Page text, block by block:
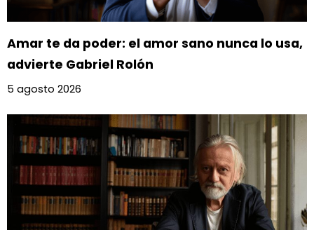
Amar te da poder: el amor sano nunca lo usa,
advierte Gabriel Rolón
5 agosto 2026